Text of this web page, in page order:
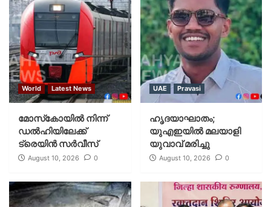
World Latest News
മോസ്‌കോയില്‍ നിന്ന്
ഡല്‍ഹിയിലേക്ക്
ട്രെയിന്‍ സര്‍വീസ്
August 10, 2026 0
UAE Pravasi
ഹൃദയാഘാതം;
യുഎഇയില്‍ മലയാളി
യുവാവ് മരിച്ചു
August 10, 2026 0